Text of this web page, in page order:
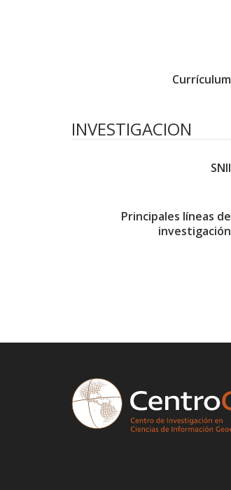
Currículum
INVESTIGACION
SNII
Principales líneas de
investigación